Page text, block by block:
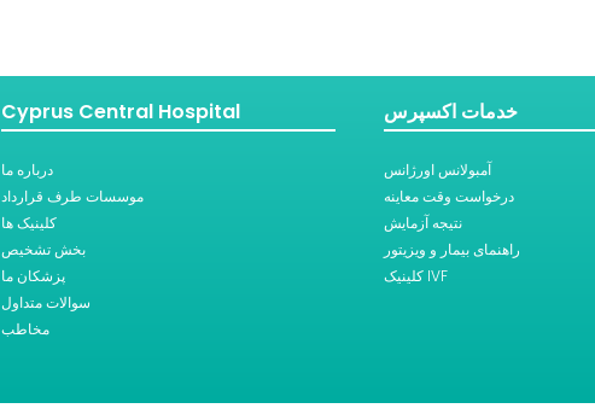
Cyprus Central Hospital
درباره ما
موسسات طرف قرارداد
کلینیک ها
بخش تشخیص
پزشکان ما
سوالات متداول
مخاطب
خدمات اکسپرس
آمبولانس اورژانس
درخواست وقت معاینه
نتیجه آزمایش
راهنمای بیمار و ویزیتور
کلینیک IVF